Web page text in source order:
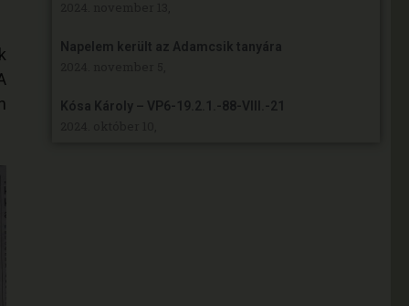
Napelem került az Adamcsik tanyára
Kósa Károly – VP6-19.2.1.-88-VIII.-21